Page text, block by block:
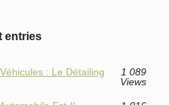
entries
: Le Détailing
1 089
Views